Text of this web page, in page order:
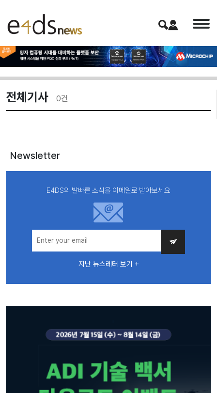
전체기사 0건
Newsletter
E4DS의 발빠른 소식을 이메일로 받아보세요
지난 뉴스레터 보기 +